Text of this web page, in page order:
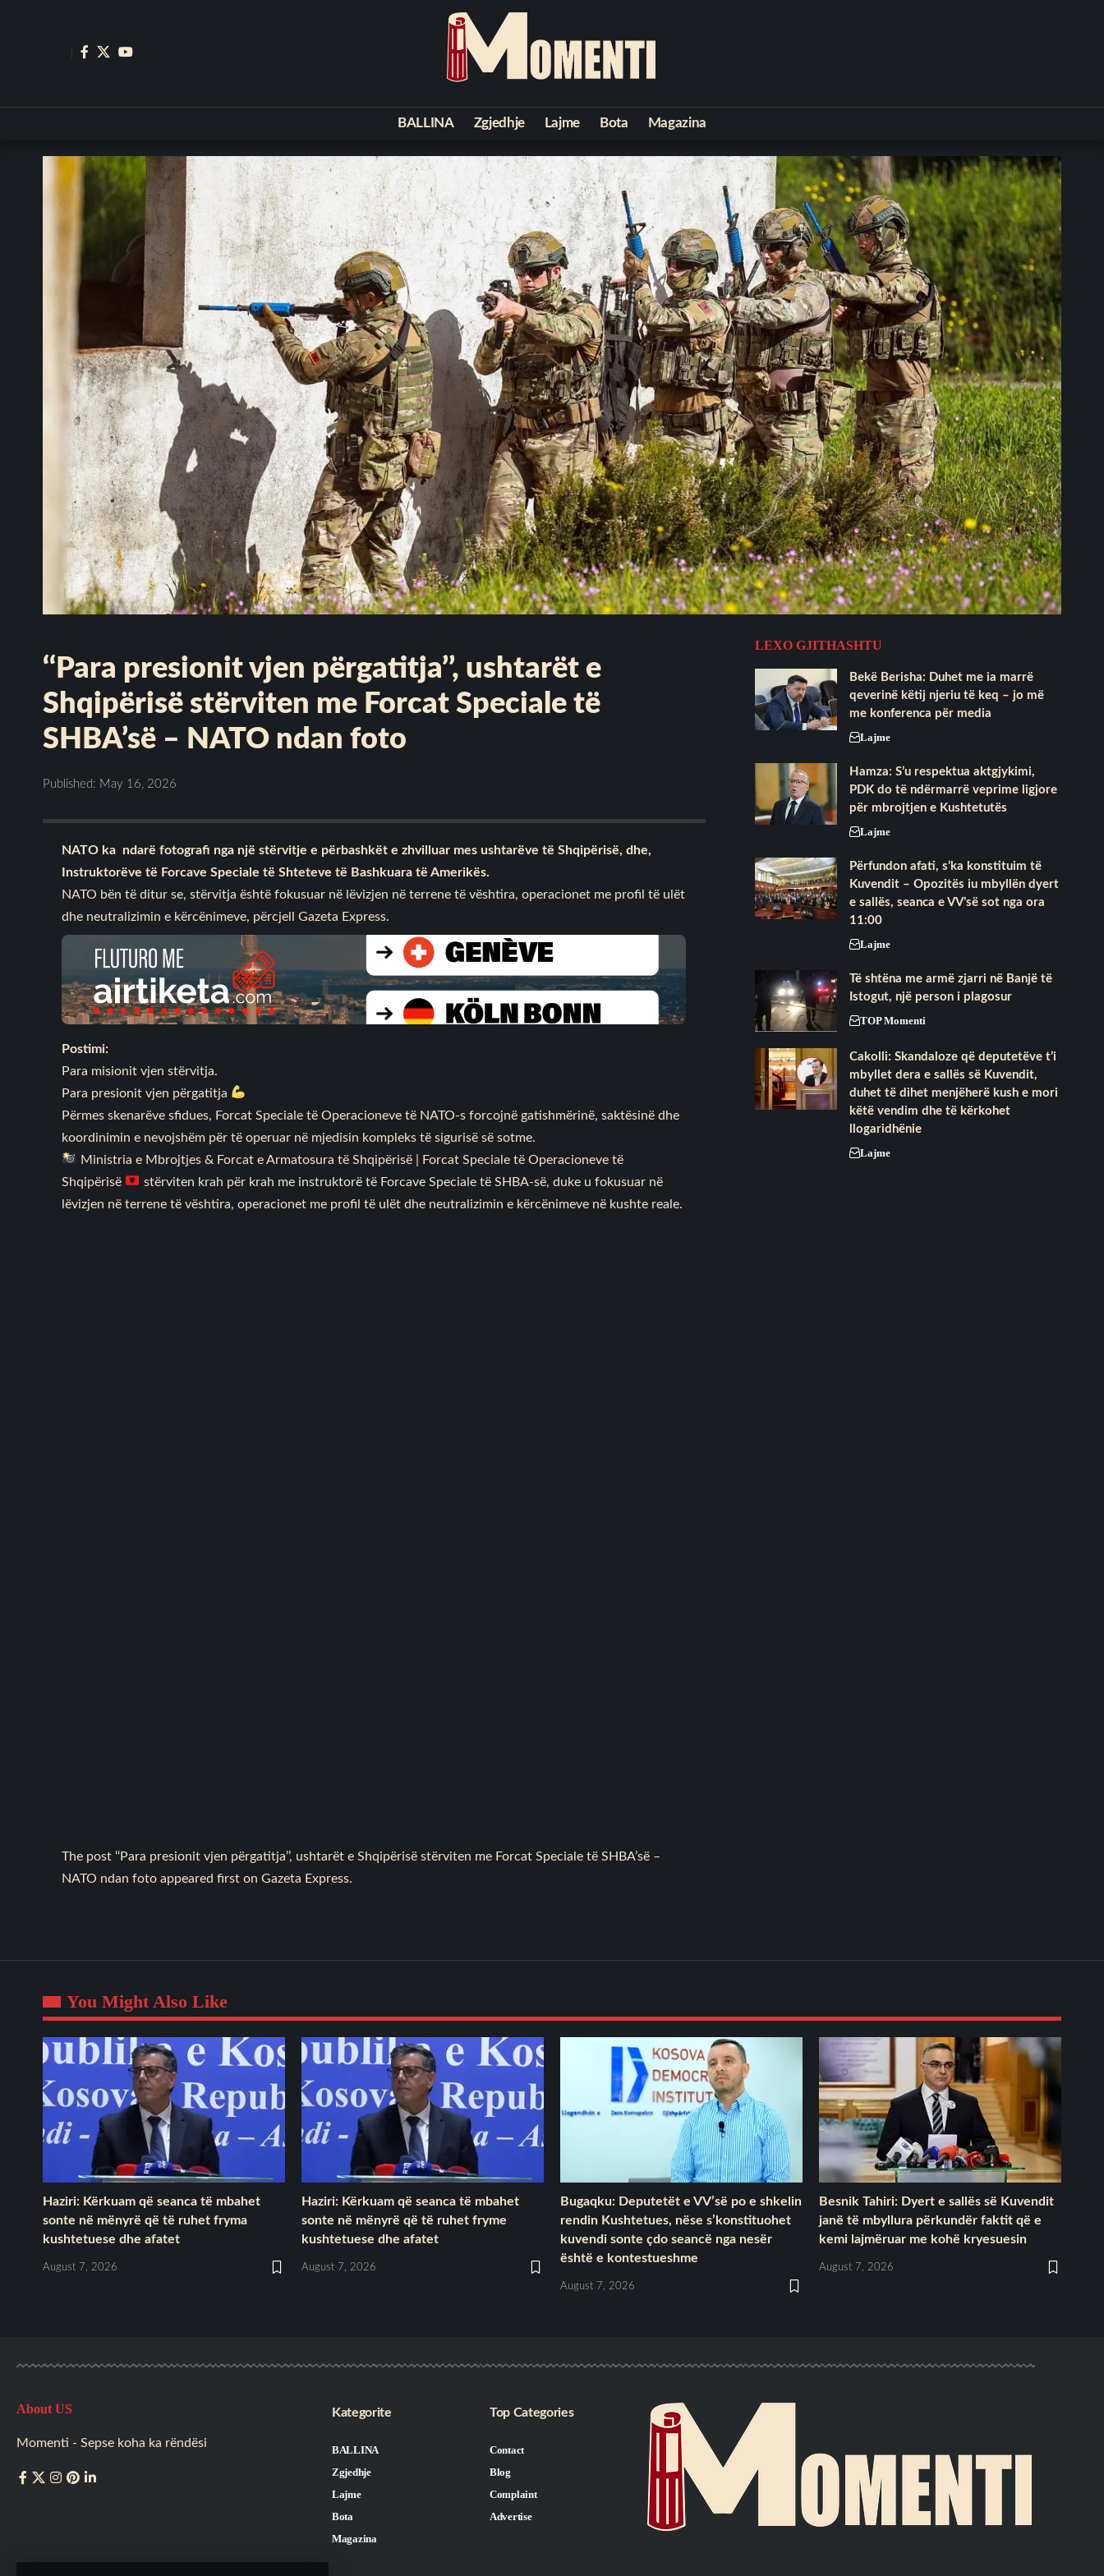
BALLINA Zgjedhje Lajme Bota Magazina
‘‘Para presionit vjen përgatitja’’, ushtarët e
Shqipërisë stërviten me Forcat Speciale të
SHBA’së – NATO ndan foto
Published: May 16, 2026
NATO ka ndarë fotografi nga një stërvitje e përbashkët e zhvilluar mes ushtarëve të Shqipërisë, dhe,
Instruktorëve të Forcave Speciale të Shteteve të Bashkuara të Amerikës.
NATO bën të ditur se, stërvitja është fokusuar në lëvizjen në terrene të vështira, operacionet me profil të ulët
dhe neutralizimin e kërcënimeve, përcjell Gazeta Express.
Postimi:
Para misionit vjen stërvitja.
Para presionit vjen përgatitja
Përmes skenarëve sfidues, Forcat Speciale të Operacioneve të NATO-s forcojnë gatishmërinë, saktësinë dhe
koordinimin e nevojshëm për të operuar në mjedisin kompleks të sigurisë së sotme.
Ministria e Mbrojtjes & Forcat e Armatosura të Shqipërisë | Forcat Speciale të Operacioneve të
Shqipërisë
stërviten krah për krah me instruktorë të Forcave Speciale të SHBA-së, duke u fokusuar në
lëvizjen në terrene të vështira, operacionet me profil të ulët dhe neutralizimin e kërcënimeve në kushte reale.
The post‘‘Para presionit vjen përgatitja’’, ushtarët e Shqipërisë stërviten me Forcat Speciale të SHBA’së –
NATO ndan foto appeared first onGazeta Express.
LEXO GJITHASHTU
Bekë Berisha: Duhet me ia marrë
qeverinë këtij njeriu të keq – jo më
me konferenca për media
Lajme
Hamza: S’u respektua aktgjykimi,
PDK do të ndërmarrë veprime ligjore
për mbrojtjen e Kushtetutës
Lajme
Përfundon afati, s’ka konstituim të
Kuvendit – Opozitës iu mbyllën dyert
e sallës, seanca e VV’së sot nga ora
11:00
Lajme
Të shtëna me armë zjarri në Banjë të
Istogut, një person i plagosur
TOP Momenti
Cakolli: Skandaloze që deputetëve t’i
mbyllet dera e sallës së Kuvendit,
duhet të dihet menjëherë kush e mori
këtë vendim dhe të kërkohet
llogaridhënie
Lajme
You Might Also Like
Haziri: Kërkuam që seanca të mbahet
sonte në mënyrë që të ruhet fryma
kushtetuese dhe afatet
August 7, 2026
Haziri: Kërkuam që seanca të mbahet
sonte në mënyrë që të ruhet fryme
kushtetuese dhe afatet
August 7, 2026
Bugaqku: Deputetët e VV’së po e shkelin
rendin Kushtetues, nëse s’konstituohet
kuvendi sonte çdo seancë nga nesër
është e kontestueshme
August 7, 2026
Besnik Tahiri: Dyert e sallës së Kuvendit
janë të mbyllura përkundër faktit që e
kemi lajmëruar me kohë kryesuesin
August 7, 2026
About US
Momenti - Sepse koha ka rëndësi
Kategorite
BALLINA
Zgjedhje
Lajme
Bota
Magazina
Top Categories
Contact
Blog
Complaint
Advertise